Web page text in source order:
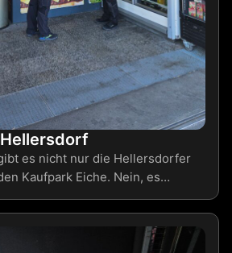
es nicht nur die Hellersdorfer
Kaufpark Eiche. Nein, es…